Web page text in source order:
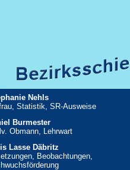
Nehls
Statistik, SR-Ausweise
Burmester
Obmann, Lehrwart
Lasse Däbritz
Beobachtungen,